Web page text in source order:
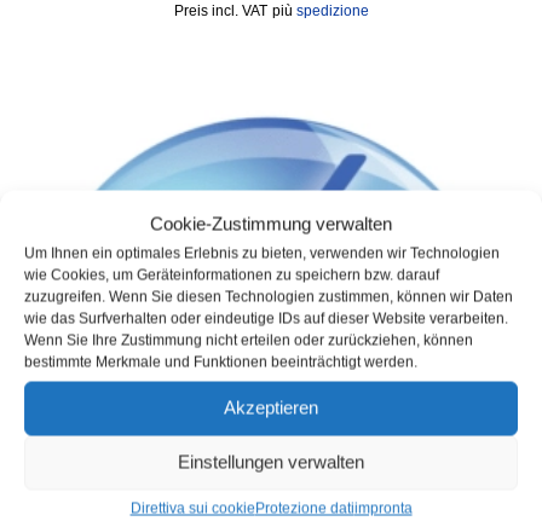
Cookie-Zustimmung verwalten
Um Ihnen ein optimales Erlebnis zu bieten, verwenden wir Technologien
wie Cookies, um Geräteinformationen zu speichern bzw. darauf
zuzugreifen. Wenn Sie diesen Technologien zustimmen, können wir Daten
wie das Surfverhalten oder eindeutige IDs auf dieser Website verarbeiten.
Wenn Sie Ihre Zustimmung nicht erteilen oder zurückziehen, können
bestimmte Merkmale und Funktionen beeinträchtigt werden.
Akzeptieren
Einstellungen verwalten
Direttiva sui cookieProtezione datiimpronta
incl. VAT più spedizione